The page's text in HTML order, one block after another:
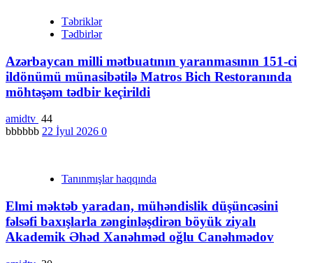
Təbriklər
Tədbirlər
Azərbaycan milli mətbuatının yaranmasının 151-ci
ildönümü münasibətilə Matros Bich Restoranında
möhtəşəm tədbir keçirildi
amidtv 44
bbbbbb 22 İyul 2026 0
Tanınmışlar haqqında
Elmi məktəb yaradan, mühəndislik düşüncəsini
fəlsəfi baxışlarla zənginləşdirən böyük ziyalı
Akademik Əhəd Xanəhməd oğlu Canəhmədov